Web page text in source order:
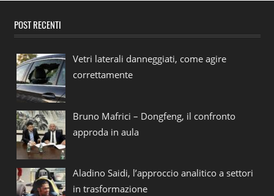
POST RECENTI
Vetri laterali danneggiati, come agire
correttamente
Bruno Mafrici – Dongfeng, il confronto
approda in aula
Aladino Saidi, l’approccio analitico a settori
in trasformazione